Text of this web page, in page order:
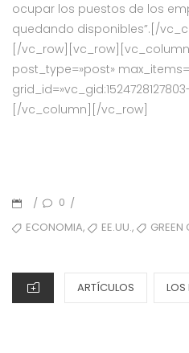
ocupar los puestos de los
quedando disponibles”.[/
[/
post_type=»post»
[/vc_column][/vc_row]
/ 0 /
ECONOMIA, EE.UU., GREEN
ARTÍCULOS